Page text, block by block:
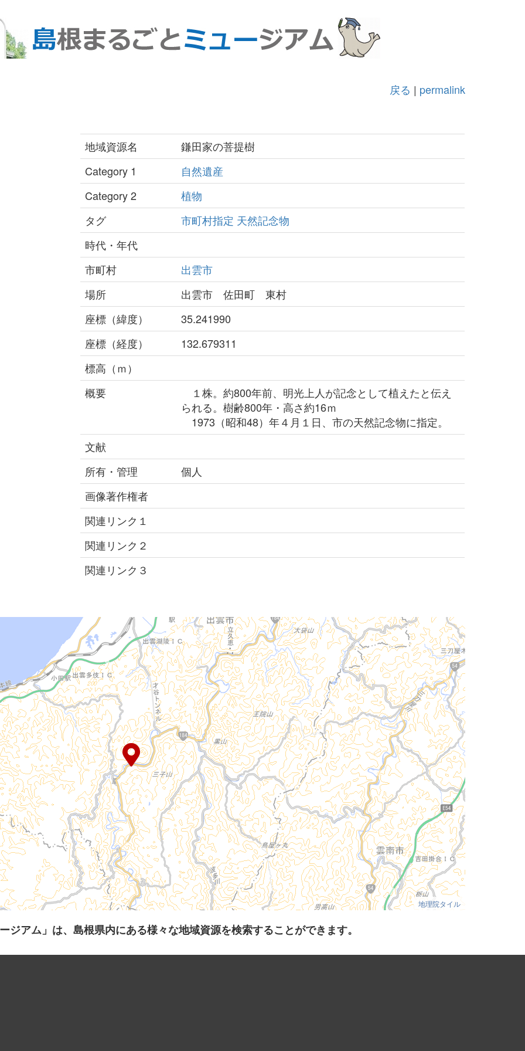
戻る | permalink
地域資源名
鎌田家の菩提樹
Category 1
自然遺産
Category 2
植物
タグ
市町村指定 天然記念物
時代・年代
市町村
出雲市
場所
出雲市 佐田町 東村
座標（緯度）
35.241990
座標（経度）
132.679311
標高（ｍ）
概要
１株。約800年前、明光上人が記念として植えたと伝え
られる。樹齢800年・高さ約16ｍ
1973（昭和48）年４月１日、市の天然記念物に指定。
文献
所有・管理
個人
画像著作権者
関連リンク１
関連リンク２
関連リンク３
地理院タイル
ジアム」は、島根県内にある様々な地域資源を検索することができます。